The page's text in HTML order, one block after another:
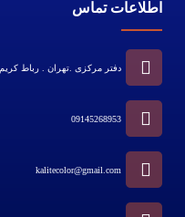
اطلاعات تماس
دفتر مرکزی .تهران . رباط کریم
09145268953
kalitecolor@gmail.com